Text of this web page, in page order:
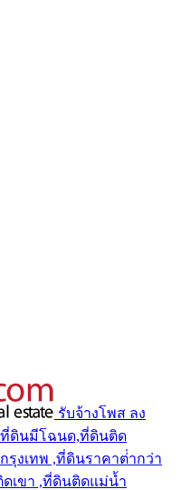
รับจ้างโพส ลง
ที่ดินมีโฉนด,ที่ดินติด
รุงเทพ ,ที่ดินราคาต่ํากว่า
เขา ,ที่ดินติดแม่น้ำ